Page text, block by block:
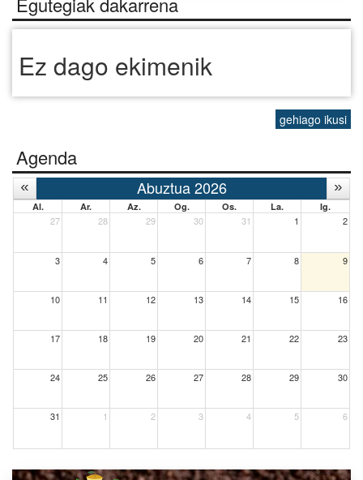
Ez dago ekimenik
gehiago ikusi
Agenda
Abuztua 2026
Al. Ar. Az. Og. Os. La. Ig.
27 28 29 30 31 1 2
3 4 5 6 7 8 9
10 11 12 13 14 15 16
17 18 19 20 21 22 23
24 25 26 27 28 29 30
31 1 2 3 4 5 6